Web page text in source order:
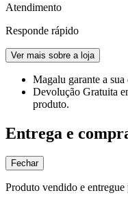
Atendimento
Responde rápido
Ver mais sobre a loja
Magalu garante a
Devolução Gratuita
produto.
Entrega e
Fechar
Produto vendido e